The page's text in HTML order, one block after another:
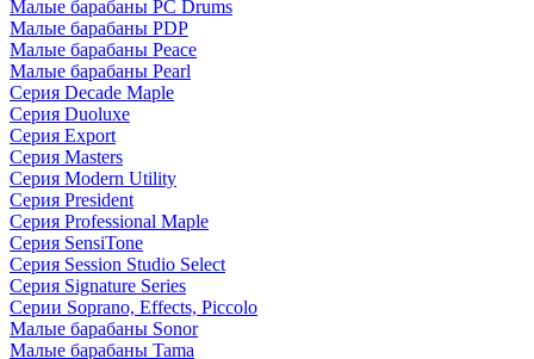
Малые барабаны PC Drums
Малые барабаны PDP
Малые барабаны Peace
Малые барабаны Pearl
Серия Decade Maple
Серия Duoluxe
Серия Export
Серия Masters
Серия Modern Utility
Серия President
Серия Professional Maple
Серия SensiTone
Серия Session Studio Select
Серия Signature Series
Серии Soprano, Effects, Piccolo
Малые барабаны Sonor
Малые барабаны Tama